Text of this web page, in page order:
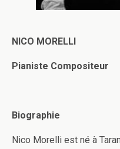
NICO MORELLI
Pianiste Compositeur
Biographie
Nico Morelli est né à